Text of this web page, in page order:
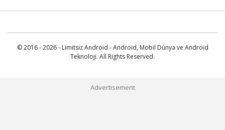
© 2016 - 2026 - Limitsiz Android - Android, Mobil Dünya ve Android
Teknoloji. All Rights Reserved.
Advertisement